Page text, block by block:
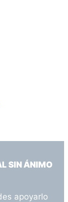
SIN ÁNIMO
apoyarlo